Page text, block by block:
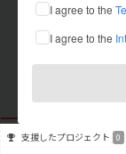
I agree to the
I agree to the
これまでに1件
在住国：日本 現在
出身国：日本 出身
支援したプロジェクト 0